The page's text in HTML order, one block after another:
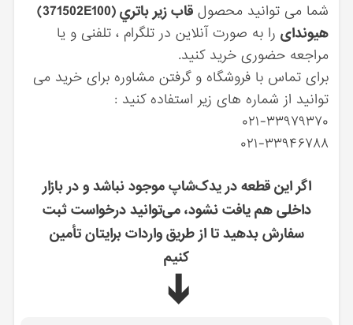
شما می توانید محصول
قاب زير باتري (371502E100)
هیوندای را به صورت آنلاین در تلگرام ، تلفنی و یا
مراجعه حضوری خرید کنید.
برای تماس با فروشگاه و گرفتن مشاوره برای خرید می
توانید از شماره های زیر استفاده کنید :
۰۲۱-۳۳۹۷۹۳۷۰
۰۲۱-۳۳۹۴۶۷۸۸
اگر این قطعه در یدک‌شاپ موجود نباشد و در بازار
داخلی هم یافت نشود، می‌توانید درخواست ثبت
سفارش بدهید تا از طریق واردات برایتان تأمین
کنیم
➔